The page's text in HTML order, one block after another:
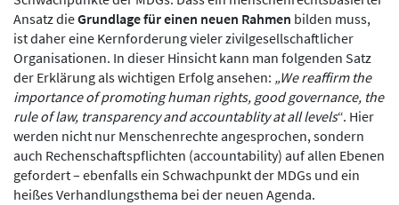
Ansatz dieGrundlage für einen neuen Rahmen bilden muss,
ist daher eine Kernforderung vieler zivilgesellschaftlicher
Organisationen. In dieser Hinsicht kann man folgenden Satz
der Erklärung als wichtigen Erfolg ansehen: „We reaffirm the
importance of promoting human rights, good governance, the
rule of law, transparency and accountablity at all levels“. Hier
werden nicht nur Menschenrechte angesprochen, sondern
auch Rechenschaftspflichten (accountability) auf allen Ebenen
gefordert – ebenfalls ein Schwachpunkt der MDGs und ein
heißes Verhandlungsthema bei der neuen Agenda.